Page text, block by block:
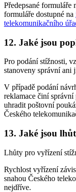
Předepsané formuláře
formuláře dostupné na
telekomunikačního
12. Jaké jsou
Pro podání stížnosti,
stanoveny správní ani
V případě podání
reklamace činí
uhradit poštovní
Českého
13. Jaké jsou
Lhůty pro vyřízení
Rychlost vyřízení
snahou Českého
nejdříve.